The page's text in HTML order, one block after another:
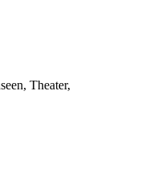
Theater,